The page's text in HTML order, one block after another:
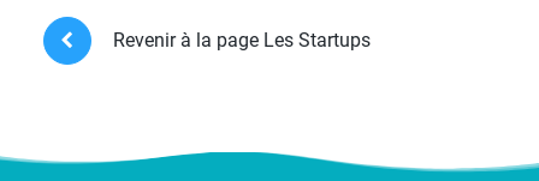
Revenir à la page Les Startups